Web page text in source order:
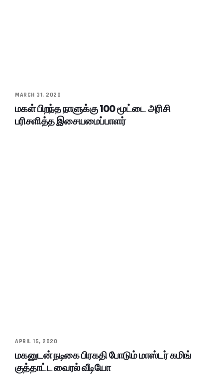
MARCH 31, 2020
மகள் பிறந்த நாளுக்கு 100 மூட்டை அரிசி
பரிசளித்த இசையமைப்பாளர்
APRIL 15, 2020
மகனுடன் நடிகை பிரகதி போடும் மாஸ்டர் கமிங்
குத்தாட்ட வைரல் வீடியோ